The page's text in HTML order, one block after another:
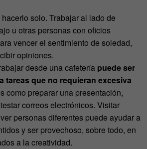
solo. Trabajar al lado de
u otras personas con oficios
vencer el sentimiento de soledad,
opiniones.
desde una cafetería puede ser
tareas que no requieran excesiva
como preparar una presentación,
correos electrónicos. Visitar
personas diferentes puede ayudar a
y ser provechoso, sobre todo, en
a la creatividad.